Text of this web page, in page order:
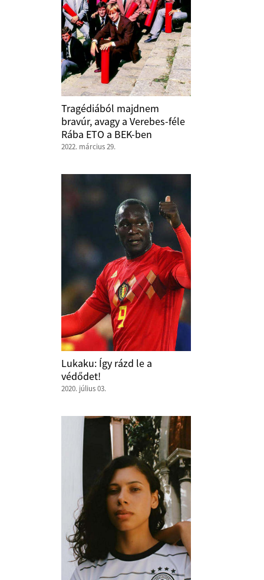
Tragédiából majdnem
bravúr, avagy a Verebes-féle
Rába ETO a BEK-ben
2022. március 29.
Lukaku: Így rázd le a
védődet!
2020. július 03.